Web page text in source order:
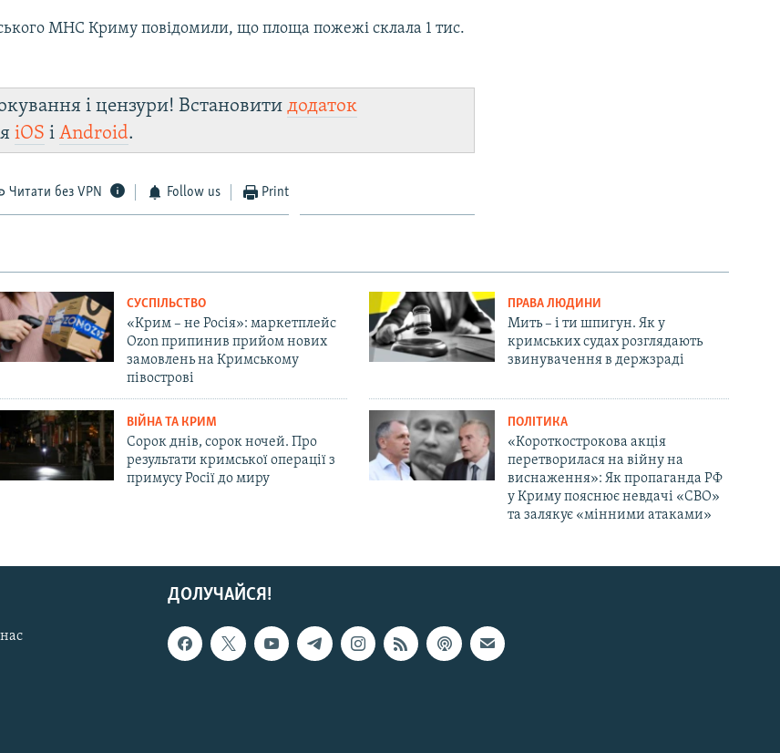
МНС Криму повідомили, що площа пожежі склала 1 тис.
і цензури! Встановитидодаток
iOS іAndroid.
Читати без VPN Follow us Print
СУСПІЛЬСТВО
«Крим – не Росія»: маркетплейс
Ozon припинив прийом нових
замовлень на Кримському
півострові
ПРАВА ЛЮДИНИ
Мить – і ти шпигун. Як у
кримських судах розглядають
звинувачення в держзраді
ВІЙНА ТА КРИМ
Сорок днів, сорок ночей. Про
результати кримської операції з
примусу Росії до миру
ПОЛІТИКА
«Короткострокова акція
перетворилася на війну на
виснаження»: Як пропаганда РФ
у Криму пояснює невдачі «СВО»
та залякує «мінними атаками»
ДОЛУЧАЙСЯ!